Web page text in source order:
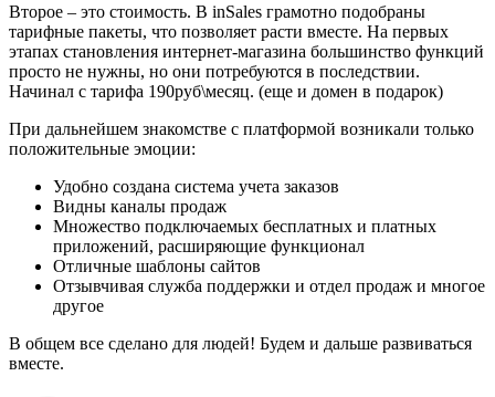
Второе – это стоимость. В inSales грамотно подобраны
тарифные пакеты, что позволяет расти вместе. На первых
этапах становления интернет-магазина большинство функций
просто не нужны, но они потребуются в последствии.
Начинал с тарифа 190руб\месяц. (еще и домен в подарок)
При дальнейшем знакомстве с платформой возникали только
положительные эмоции:
Удобно создана система учета заказов
Видны каналы продаж
Множество подключаемых бесплатных и платных
приложений, расширяющие функционал
Отличные шаблоны сайтов
Отзывчивая служба поддержки и отдел продаж и многое
другое
В общем все сделано для людей! Будем и дальше развиваться
вместе.